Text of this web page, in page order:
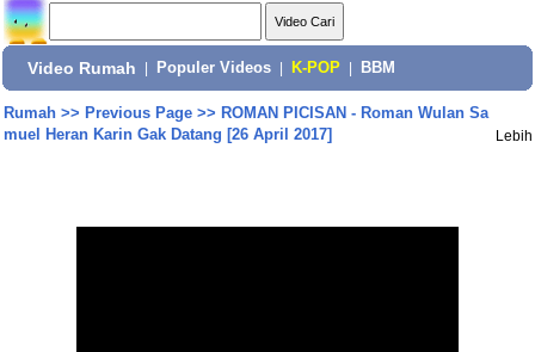
Video Rumah Populer Videos K-POP BBM
Rumah>> Previous Page>> ROMAN PICISAN - Roman Wulan Sa
muel Heran Karin Gak Datang [26 April 2017]
Lebih